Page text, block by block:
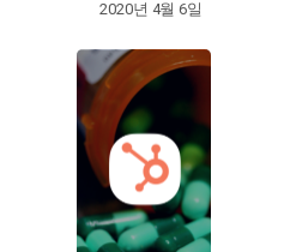
2020년 4월 6일